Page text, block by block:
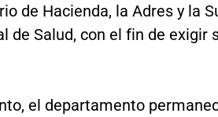
de Hacienda, la Adres y la
de Salud, con el fin de exigir
el departamento